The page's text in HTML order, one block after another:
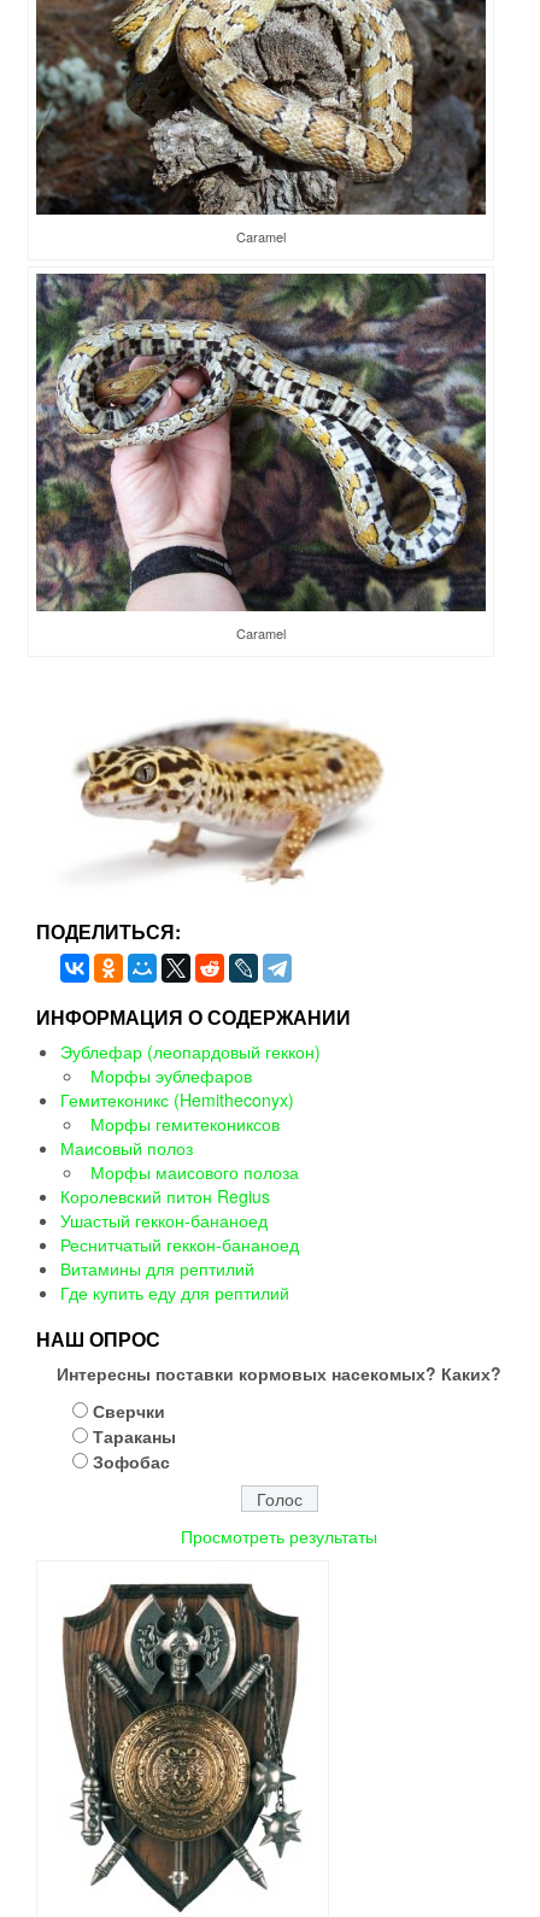
Caramel
Caramel
ПОДЕЛИТЬСЯ:
ИНФОРМАЦИЯ О СОДЕРЖАНИИ
Эублефар (леопардовый геккон)
Морфы эублефаров
Гемитеконикс (Hemitheconyx)
Морфы гемитекониксов
Маисовый полоз
Морфы маисового полоза
Королевский питон Regius
Ушастый геккон-бананоед
Реснитчатый геккон-бананоед
Витамины для рептилий
Где купить еду для рептилий
НАШ ОПРОС
Интересны поставки кормовых насекомых? Каких?
Сверчки
Тараканы
Зофобас
Просмотреть результаты